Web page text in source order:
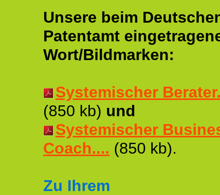
Unsere beim
Patentamt
Wort/Bildmarken:
Systemischer
(850 kb) und
Systemischer
Coach.... (850 kb).
Zu Ihrem